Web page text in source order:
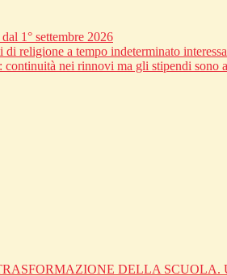
1° settembre 2026
religione a tempo indeterminato
nei rinnovi ma gli stipendi sono
DELLA SCUOLA.